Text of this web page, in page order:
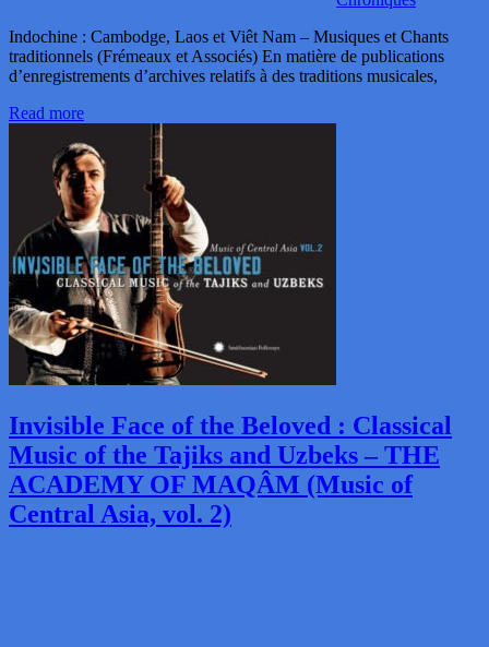
Indochine : Cambodge, Laos et Viêt Nam – Musiques et Chants
traditionnels (Frémeaux et Associés) En matière de publications
d’enregistrements d’archives relatifs à des traditions musicales,
Read more
Invisible Face of the Beloved : Classical
Music of the Tajiks and Uzbeks – THE
ACADEMY OF MAQÂM (Music of
Central Asia, vol. 2)